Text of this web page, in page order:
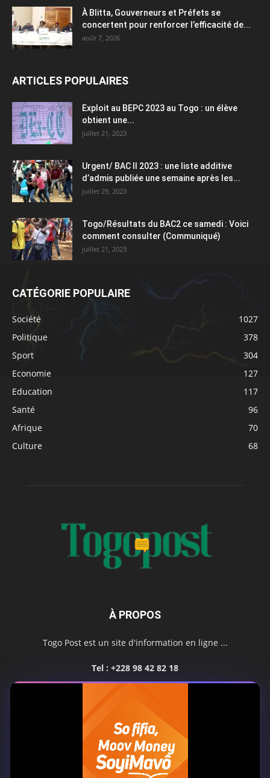
À Blitta, Gouverneurs et Préfets se
concertent pour renforcer l’efficacité de...
août 7, 2026
ARTICLES POPULAIRES
Exploit au BEPC 2023 au Togo : un élève
obtient une...
juillet 21, 2023
Urgent/ BAC II 2023 : une liste additive
d’admis publiée une semaine après les...
juillet 29, 2023
Togo/Résultats du BAC2 ce samedi : Voici
comment consulter (Communiqué)
juillet 21, 2023
CATÉGORIE POPULAIRE
Société
1027
Politique
378
Sport
304
Economie
127
Education
117
Santé
96
Afrique
70
Culture
68
À PROPOS
Togo Post est un site d'information en ligne ...
Tel : +228 98 42 82 18
SUIVEZ NOUS